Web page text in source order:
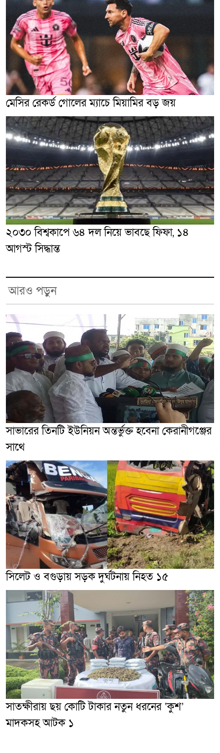
মেসির রেকর্ড গোলের ম্যাচে মিয়ামির বড় জয়
২০৩০ বিশ্বকাপে ৬৪ দল নিয়ে ভাবছে ফিফা, ১৪
আগস্ট সিদ্ধান্ত
আরও পড়ুন
সাভারের তিনটি ইউনিয়ন অন্তর্ভুক্ত হবেনা কেরানীগঞ্জের
সাথে
সিলেট ও বগুড়ায় সড়ক দুর্ঘটনায় নিহত ১৫
সাতক্ষীরায় ছয় কোটি টাকার নতুন ধরনের ‘কুশ’
মাদকসহ আটক ১